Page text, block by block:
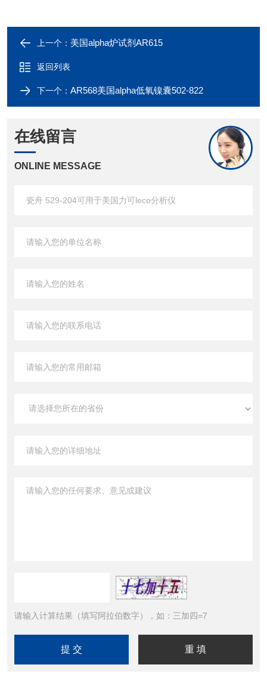
上一个： 美国alpha炉试剂AR615
返回列表
下一个： AR568美国alpha低氧镍囊502-822
在线留言
ONLINE MESSAGE
请输入计算结果（填写阿拉伯数字），如：三加四=7